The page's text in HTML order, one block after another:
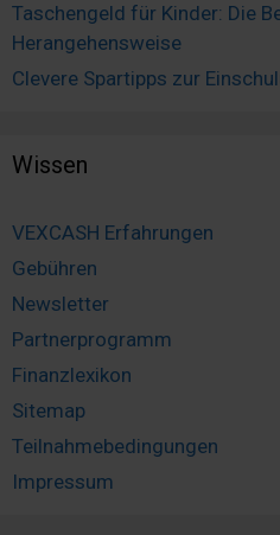
Taschengeld für Kinder: Die
Herangehensweise
Clevere Spartipps zur
Wissen
VEXCASH Erfahrungen
Gebühren
Newsletter
Partnerprogramm
Finanzlexikon
Sitemap
Teilnahmebedingungen
Impressum